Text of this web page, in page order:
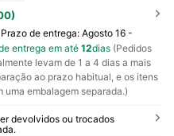
Prazo de entrega: Agosto 16 -
entrega em até 12dias(Pedidos
levam de 1 a 4 dias a mais
ao prazo habitual, e os itens
uma embalagem separada.)
devolvidos ou trocados